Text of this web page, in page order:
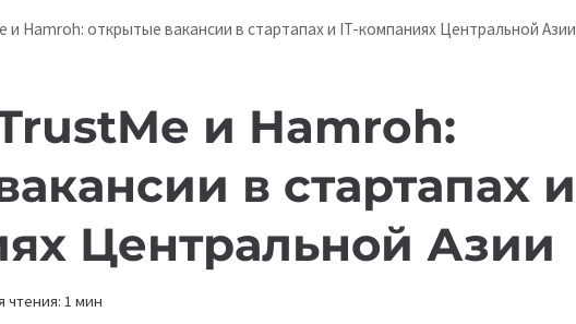
и Hamroh: открытые вакансии в стартапах и IT-компаниях Центральной Азии
и Hamroh:
в стартапах и
Центральной Азии
чтения: 1 мин